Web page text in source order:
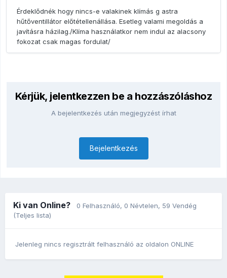
Érdeklődnék hogy nincs-e valakinek klímás g astra
hűtőventillátor előtétellenállása. Esetleg valami megoldás a
javításra házilag./Klíma használatkor nem indul az alacsony
fokozat csak magas fordulat/
Kérjük, jelentkezzen be a hozzászóláshoz
A bejelentkezés után megjegyzést írhat
Bejelentkezés
Ki van Online? 0 Felhasználó, 0 Névtelen, 59 Vendég
(Teljes lista)
Jelenleg nincs regisztrált felhasználó az oldalon ONLINE